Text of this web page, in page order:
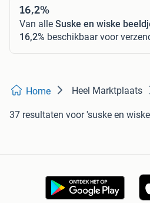
16,2%
Van alle Suske en wiske
16,2% beschikbaar voor
Home Heel Marktplaats
37 resultaten voor 'suske en